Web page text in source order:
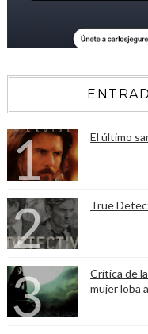
El último
True
Crítica de
mujer loba